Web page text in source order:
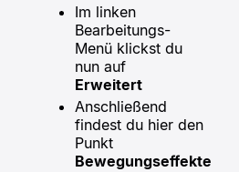
Im linken
Bearbeitungs-
Menü klickst du
nun auf
Erweitert
Anschließend
findest du hier den
Punkt
Bewegungseffekte